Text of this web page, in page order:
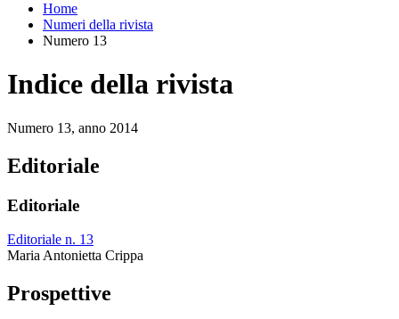
Home
Numeri della rivista
Numero 13
Indice della rivista
Numero 13, anno 2014
Editoriale
Editoriale
Editoriale n. 13
Maria Antonietta Crippa
Prospettive